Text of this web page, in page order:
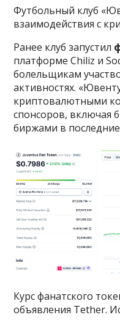
Футбольный клуб
взаимодействия с
Ранее клуб запустил
платформе Chiliz и
болельщикам
активностях.
криптовалютными
спонсоров, включая
биржами в
Курс фанатского
объявления Tether.